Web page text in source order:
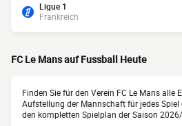
Ligue 1
Frankreich
FC Le Mans auf Fussball Heute
Finden Sie für den Verein FC Le Mans alle
Aufstellung der Mannschaft für jedes
den kompletten Spielplan der Saison